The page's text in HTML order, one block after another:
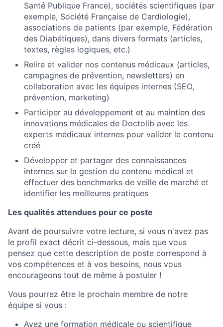
Santé Publique France), sociétés scientifiques (par
exemple, Société Française de Cardiologie),
associations de patients (par exemple, Fédération
des Diabétiques), dans divers formats (articles,
textes, règles logiques, etc.)
Relire et valider nos contenus médicaux (articles,
campagnes de prévention, newsletters) en
collaboration avec les équipes internes (SEO,
prévention, marketing)
Participer au développement et au maintien des
innovations médicales de Doctolib avec les
experts médicaux internes pour valider le contenu
créé
Développer et partager des connaissances
internes sur la gestion du contenu médical et
effectuer des benchmarks de veille de marché et
identifier les meilleures pratiques
Les qualités attendues pour ce poste
Avant de poursuivre votre lecture, si vous n'avez pas
le profil exact décrit ci-dessous, mais que vous
pensez que cette description de poste correspond à
vos compétences et à vos besoins, nous vous
encourageons tout de même à postuler !
Vous pourrez être le prochain membre de notre
équipe si vous :
Avez une formation médicale ou scientifique